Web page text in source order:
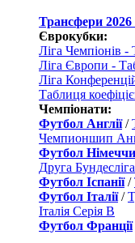
Трансфери 2026
Єврокубки:
Ліга Чемпіонів -
Ліга Європи -
Ліга
Таблиця
Чемпіонати:
Футбол Англії/
Чемпионшип
Футбол
Друга Бундесліга
Футбол Іспанії/
Футбол Італії/
Італія Серія B
Футбол Франції